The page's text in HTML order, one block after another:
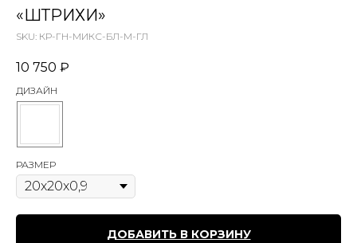
«ШТРИХИ»
SKU: КР-ГН-МИКС-БЛ-М-ГЛ
10 750 ₽
ДИЗАЙН
РАЗМЕР
ДОБАВИТЬ В КОРЗИНУ